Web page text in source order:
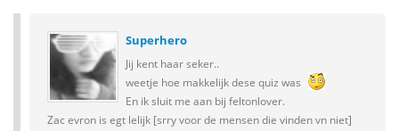
Superhero
Jij kent haar seker..
weetje hoe makkelijk dese quiz was
En ik sluit me aan bij feltonlover.
Zac evron is egt lelijk [srry voor de mensen die vinden vn niet]